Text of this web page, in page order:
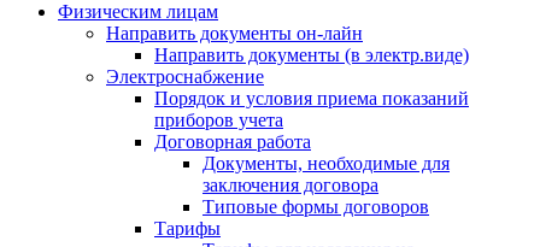
Физическим лицам
Направить документы он-лайн
Направить документы (в электр.виде)
Электроснабжение
Порядок и условия приема показаний
приборов учета
Договорная работа
Документы, необходимые для
заключения договора
Типовые формы договоров
Тарифы